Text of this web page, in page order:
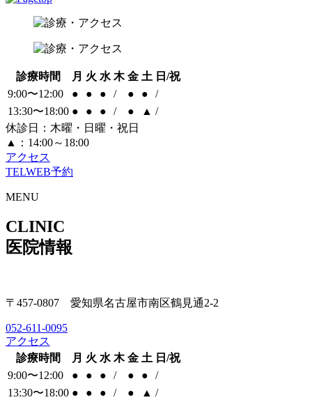
診療時間 月 火 水 木 金 土 日/祝
9:00〜12:00
● ● ● / ● ●
/
13:30〜18:00 ● ● ● / ● ▲ /
休診日：木曜・日曜・祝日
▲：14:00～18:00
アクセス
TELWEB予約
MENU
CLINIC
医院情報
〒457-0807 愛知県名古屋市南区鶴見通2-2
052-611-0095
アクセス
診療時間
月 火 水 木 金 土 日/祝
9:00〜12:00
● ● ● / ● ●
/
13:30〜18:00 ● ● ● / ● ▲ /